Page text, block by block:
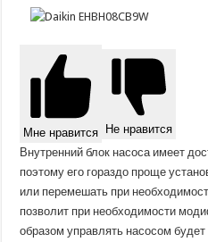
Мне нравится Не нравится
Внутренний блок насоса имеет
поэтому его гораздо проще
или перемешать при
позволит при необходимости
образом управлять насосом